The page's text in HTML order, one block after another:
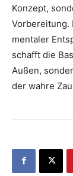
Konzept,
Vorbereitung.
mentaler
schafft die
Außen,
der wahre